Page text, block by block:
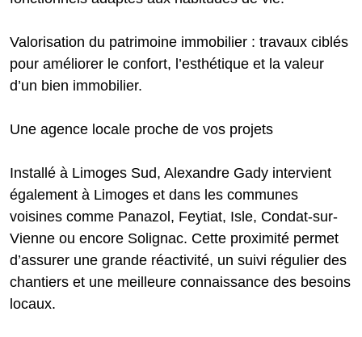
Valorisation du patrimoine immobilier : travaux ciblés
pour améliorer le confort, l’esthétique et la valeur
d’un bien immobilier.
Une agence locale proche de vos projets
Installé à Limoges Sud, Alexandre Gady intervient
également à Limoges et dans les communes
voisines comme Panazol, Feytiat, Isle, Condat-sur-
Vienne ou encore Solignac. Cette proximité permet
d’assurer une grande réactivité, un suivi régulier des
chantiers et une meilleure connaissance des besoins
locaux.